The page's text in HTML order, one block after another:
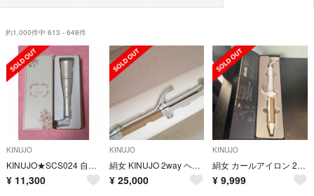
約1,000件中 613 - 648件
KINUJO
KINUJO★SCS024 自動巻きカールアイロン Spin &curl
¥ 11,300
KINUJO
絹女 KINUJO 2way ヘアアイロン
¥ 25,000
KINUJO
絹女 カールアイロン 28mm
¥ 9,999